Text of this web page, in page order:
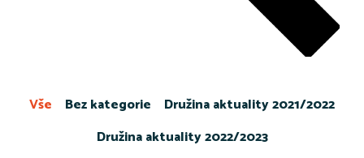
Bez kategorie
Družina aktuality 2021/2022
Družina aktuality 2022/2023
Vše